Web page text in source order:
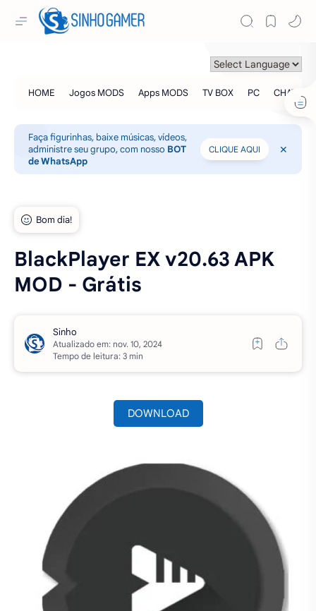
Faça figurinhas, baixe músicas, vídeos,
administre seu grupo, com nosso BOT
de WhatsApp
CLIQUE AQUI
BlackPlayer EX v20.63 APK
MOD - Grátis
Atualizado em:
Tempo de leitura: 3 min
DOWNLOAD